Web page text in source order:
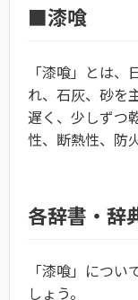
■漆喰
「漆喰」とは
れ、石灰、砂を
遅く、少しずつ
性、断熱性、防
各辞書・辞
「漆喰」につ
しょう。